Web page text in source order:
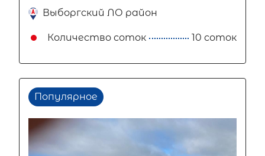
Выборгский ЛО район
Количество соток 10 соток
Популярное